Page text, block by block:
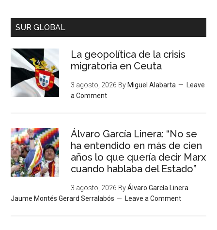
SUR GLOBAL
La geopolítica de la crisis
migratoria en Ceuta
3 agosto, 2026 By Miguel Alabarta
Leave
a Comment
Álvaro García Linera: “No se
ha entendido en más de cien
años lo que quería decir Marx
cuando hablaba del Estado”
3 agosto, 2026 ByÁlvaro García Linera
Jaume Montés Gerard Serralabós
Leave a Comment